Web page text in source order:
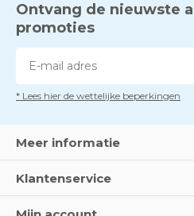
Door
Dag van
Ontvang de nieuwste
promoties
* Lees hier de wettelijke beperkingen
Meer informatie
Klantenservice